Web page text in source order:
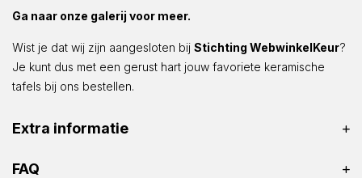
Ga naar onze galerij voor meer.
Wist je dat wij zijn aangesloten bij Stichting WebwinkelKeur?
Je kunt dus met een gerust hart jouw favoriete keramische
tafels bij ons bestellen.
Extra informatie
FAQ